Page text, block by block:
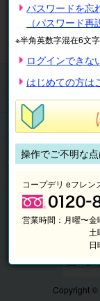
マイページ 注
抽選結果
請
チケット
くらしのサービス
このサイトの使い
マイページ
Copyright ©
パスワードを忘
（パスワード再
※半角英数字混在6文
ログインできな
はじめての方は
操作でご不明な
コープデリ eフレン
営業時間： 月曜〜
土
日